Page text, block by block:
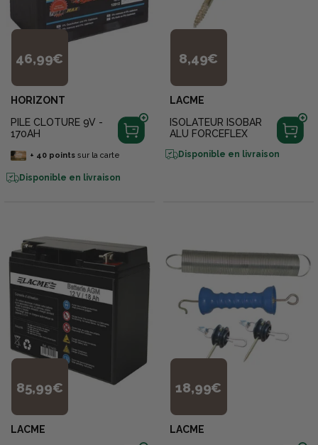
46,99€
HORIZONT
PILE CLOTURE 9V -
170AH
+ 40pointssur la carte
Disponible en livraison
8,49€
LACME
ISOLATEUR ISOBAR
ALU FORCEFLEX
Disponible en livraison
85,99€
LACME
18,99€
LACME